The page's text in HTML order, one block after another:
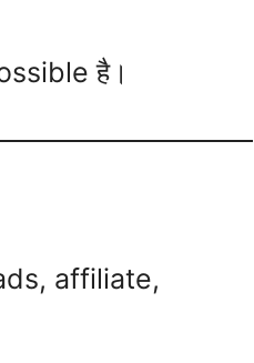
है।
ads, affiliate,